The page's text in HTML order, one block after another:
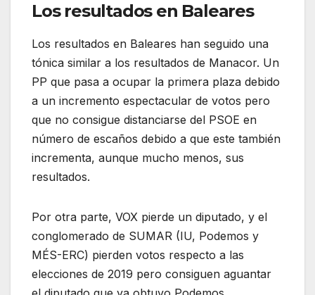
Los resultados en Baleares
Los resultados en Baleares han seguido una
tónica similar a los resultados de Manacor. Un
PP que pasa a ocupar la primera plaza debido
a un incremento espectacular de votos pero
que no consigue distanciarse del PSOE en
número de escaños debido a que este también
incrementa, aunque mucho menos, sus
resultados.
Por otra parte, VOX pierde un diputado, y el
conglomerado de SUMAR (IU, Podemos y
MÉS-ERC) pierden votos respecto a las
elecciones de 2019 pero consiguen aguantar